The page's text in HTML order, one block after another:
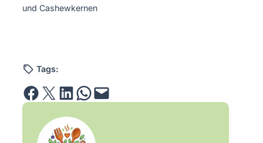
und Cashewkernen
Tags:
Share on Facebook Email this Page Share on LinkedIn Share on WhatsApp Email this Page